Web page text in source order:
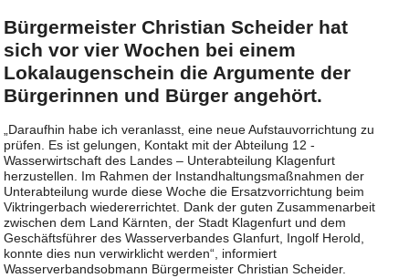
Bürgermeister Christian Scheider hat
sich vor vier Wochen bei einem
Lokalaugenschein die Argumente der
Bürgerinnen und Bürger angehört.
„Daraufhin habe ich veranlasst, eine neue Aufstauvorrichtung zu
prüfen. Es ist gelungen, Kontakt mit der Abteilung 12 -
Wasserwirtschaft des Landes – Unterabteilung Klagenfurt
herzustellen. Im Rahmen der Instandhaltungsmaßnahmen der
Unterabteilung wurde diese Woche die Ersatzvorrichtung beim
Viktringerbach wiedererrichtet. Dank der guten Zusammenarbeit
zwischen dem Land Kärnten, der Stadt Klagenfurt und dem
Geschäftsführer des Wasserverbandes Glanfurt, Ingolf Herold,
konnte dies nun verwirklicht werden“, informiert
Wasserverbandsobmann Bürgermeister Christian Scheider.